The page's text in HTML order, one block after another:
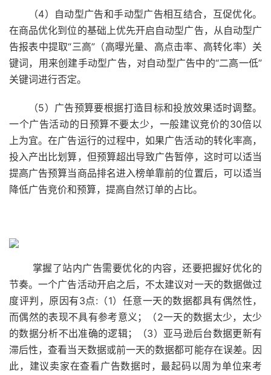
（4）自动型广告和手动型广告相互结合，互促优化。
在商品优化到位的基础上优先开启自动型广告，从自动型广
告报表中提取“三高”（高曝光量、高点击率、高转化率）关
键词，用来创建手动型广告，对自动型广告中的“二高一低”
关键词进行否定。
（5）广告预算要根据打造目标和投放效果适时调整。
一个广告活动的日预算不要太少，一般建议竞价的30倍以
上为宜。在广告运行的过程中，如果广告活动的转化率高，
投入产出比划算，但预算超出导致广告暂停，这时可以适当
提高广告预算当商品排名进入榜单靠前的位置后，可以适当
降低广告竞价和预算，提高自然订单的占比。
掌握了站内广告需要优化的内容，还要把握好优化的
节奏。一个广告活动开启之后，不太建议对一天的数据做过
度评判，原因有3点:（1）任意一天的数据都具有偶然性，
而偶然的表现不具有参考意义；（2一天的数据太少，太少
的数据分析不出准确的逻辑；（3）亚马逊后台数据更新有
滞后性，查看当天数据或前一天的数据都可能存在误差。因
此，建议卖家在查看广告数据时，最起码以周为单位来考